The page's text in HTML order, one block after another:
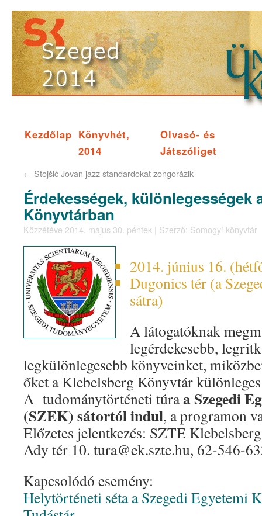
Kezdőlap Könyvhét,
2014
Olvasó- és
Játszóliget
← Stojšić Jovan jazz standardokat zongorázik
Érdekességek, különlegességek
Könyvtárban
Közzétéve 2014. május 30. péntek | Szerző: Somogyi-könyvtár
2014. június 16.
Dugonics tér (a
sátra)
A látogatóknak
legérdekesebb,
legkülönlegesebb könyveinket,
őket a Klebelsberg Könyvtár
A tudománytörténeti túraa Szegedi
(SZEK) sátortól indul, a programon
Előzetes jelentkezés: SZTE
Ady tér 10. tura@ek.szte.hu, 62-546-
Kapcsolódó esemény:
Helytörténeti séta a Szegedi Egyetemi